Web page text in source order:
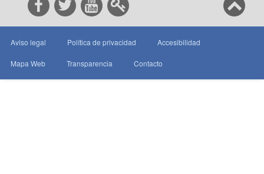
Aviso legal Política de privacidad Accesibilidad
Mapa Web Transparencia Contacto